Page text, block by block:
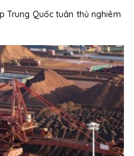
Trung Quốc tuân thủ nghiêm